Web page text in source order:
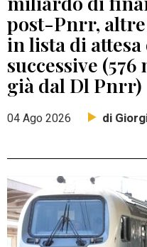
post-Pnrr,
in lista di
successive
già dal Dl Pnrr)
04 Ago 2026 di